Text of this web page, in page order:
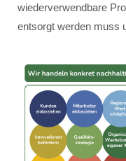
wiederverwendbare
entsorgt werden muss